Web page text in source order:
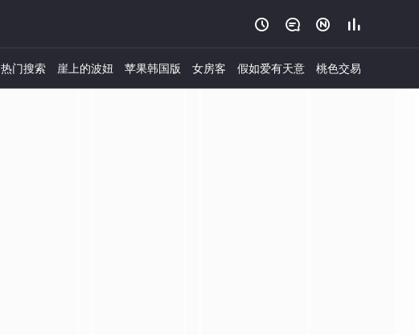
   
热门搜索 崖上的波妞 苹果韩国版 女房客 假如爱有天意 桃色交易